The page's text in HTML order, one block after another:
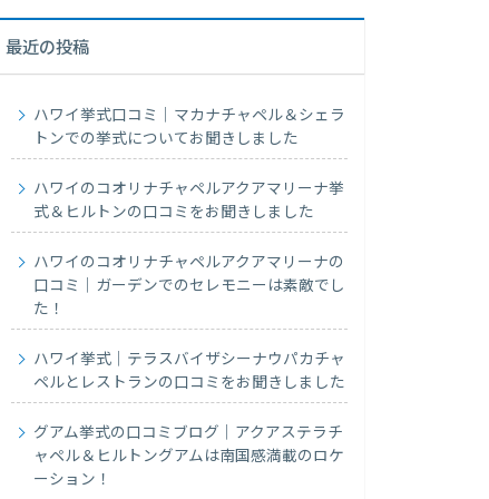
最近の投稿
ハワイ挙式口コミ｜マカナチャペル＆シェラ
トンでの挙式についてお聞きしました
ハワイのコオリナチャペルアクアマリーナ挙
式＆ヒルトンの口コミをお聞きしました
ハワイのコオリナチャペルアクアマリーナの
口コミ｜ガーデンでのセレモニーは素敵でし
た！
ハワイ挙式｜テラスバイザシーナウパカチャ
ペルとレストランの口コミをお聞きしました
グアム挙式の口コミブログ｜アクアステラチ
ャペル＆ヒルトングアムは南国感満載のロケ
ーション！